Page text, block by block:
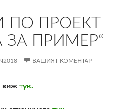
ПО ПРОЕКТ
ПРИМЕР“
ВАШИЯТ КОМЕНТАР
виж тук.